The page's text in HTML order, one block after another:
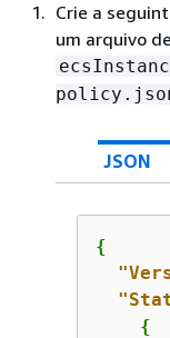
Crie a
um arquivo
JSON
{
{